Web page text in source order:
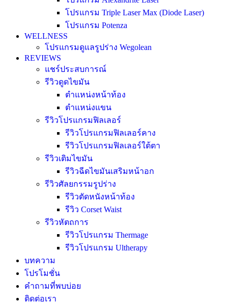
โปรแกรม Triple Laser Max (Diode Laser)
โปรแกรม Potenza
WELLNESS
โปรแกรมดูแลรูปร่าง Wegolean
REVIEWS
แชร์ประสบการณ์
รีวิวดูดไขมัน
ตำแหน่งหน้าท้อง
ตำแหน่งแขน
รีวิวโปรแกรมฟิลเลอร์
รีวิวโปรแกรมฟิลเลอร์คาง
รีวิวโปรแกรมฟิลเลอร์ใต้ตา
รีวิวเติมไขมัน
รีวิวฉีดไขมันเสริมหน้าอก
รีวิวศัลยกรรมรูปร่าง
รีวิวตัดหนังหน้าท้อง
รีวิว Corset Waist
รีวิวหัตถการ
รีวิวโปรแกรม Thermage
รีวิวโปรแกรม Ultherapy
บทความ
โปรโมชั่น
คำถามที่พบบ่อย
ติดต่อเรา